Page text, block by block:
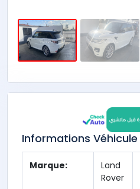
Informations Véhicule
Marque:
Land
Rover